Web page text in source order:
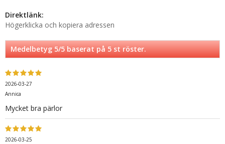
Direktlänk:
Högerklicka och kopiera adressen
Medelbetyg5/5 baserat på5st röster.
2026-03-27
Annica
Mycket bra pärlor
2026-03-25